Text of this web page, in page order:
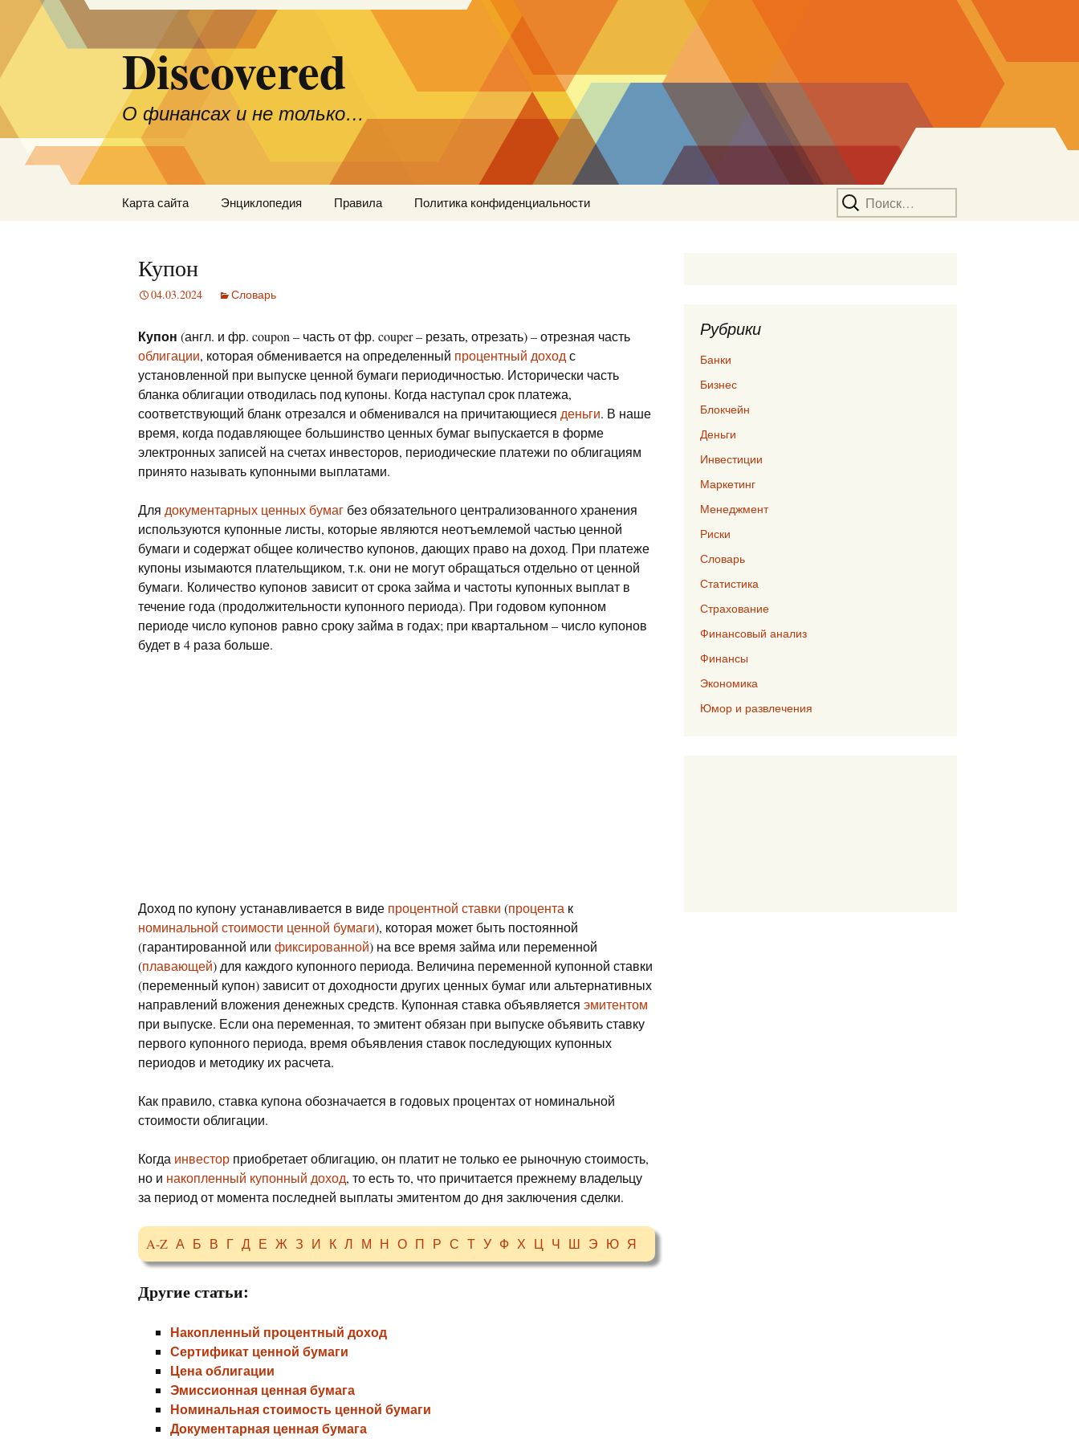
Discovered
О финансах и не только…
Карта сайта Энциклопедия Правила Политика конфиденциальности Найти:
Купон
04.03.2024 Словарь
Купон (англ. и фр. coupon – часть от фр. couper – резать, отрезать) – отрезная часть
облигации, которая обменивается на определенный процентный доход с
установленной при выпуске ценной бумаги периодичностью. Исторически часть
бланка облигации отводилась под купоны. Когда наступал срок платежа,
соответствующий бланк отрезался и обменивался на причитающиеся деньги. В наше
время, когда подавляющее большинство ценных бумаг выпускается в форме
электронных записей на счетах инвесторов, периодические платежи по облигациям
принято называть купонными выплатами.
Для документарных ценных бумаг без обязательного централизованного хранения
используются купонные листы, которые являются неотъемлемой частью ценной
бумаги и содержат общее количество купонов, дающих право на доход. При платеже
купоны изымаются плательщиком, т.к. они не могут обращаться отдельно от ценной
бумаги. Количество купонов зависит от срока займа и частоты купонных выплат в
течение года (продолжительности купонного периода). При годовом купонном
периоде число купонов равно сроку займа в годах; при квартальном – число купонов
будет в 4 раза больше.
Доход по купону устанавливается в виде процентной ставки (процента к
номинальной стоимости ценной бумаги), которая может быть постоянной
(гарантированной или фиксированной) на все время займа или переменной
(плавающей) для каждого купонного периода. Величина переменной купонной ставки
(переменный купон) зависит от доходности других ценных бумаг или альтернативных
направлений вложения денежных средств. Купонная ставка объявляется эмитентом
при выпуске. Если она переменная, то эмитент обязан при выпуске объявить ставку
первого купонного периода, время объявления ставок последующих купонных
периодов и методику их расчета.
Как правило, ставка купона обозначается в годовых процентах от номинальной
стоимости облигации.
Когда инвестор приобретает облигацию, он платит не только ее рыночную стоимость,
но и накопленный купонный доход, то есть то, что причитается прежнему владельцу
за период от момента последней выплаты эмитентом до дня заключения сделки.
A-Z А Б В Г Д Е Ж З И К Л М Н О П Р С Т У Ф Х Ц Ч Ш Э Ю Я
Другие статьи:
Накопленный процентный доход
Сертификат ценной бумаги
Цена облигации
Эмиссионная ценная бумага
Номинальная стоимость ценной бумаги
Документарная ценная бумага
Рубрики
Банки
Бизнес
Блокчейн
Деньги
Инвестиции
Маркетинг
Менеджмент
Риски
Словарь
Статистика
Страхование
Финансовый анализ
Финансы
Экономика
Юмор и развлечения